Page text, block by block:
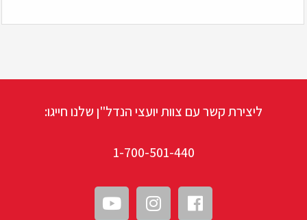
ליצירת קשר עם צוות יועצי הנדל"ן שלנו חייגו:
1-700-501-440